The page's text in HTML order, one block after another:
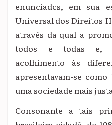
enunciados, em sua
Universal dos Direitos
através da qual a
todos e todas e,
acolhimento às
apresentavam-se
uma sociedade mais
Consonante a tais